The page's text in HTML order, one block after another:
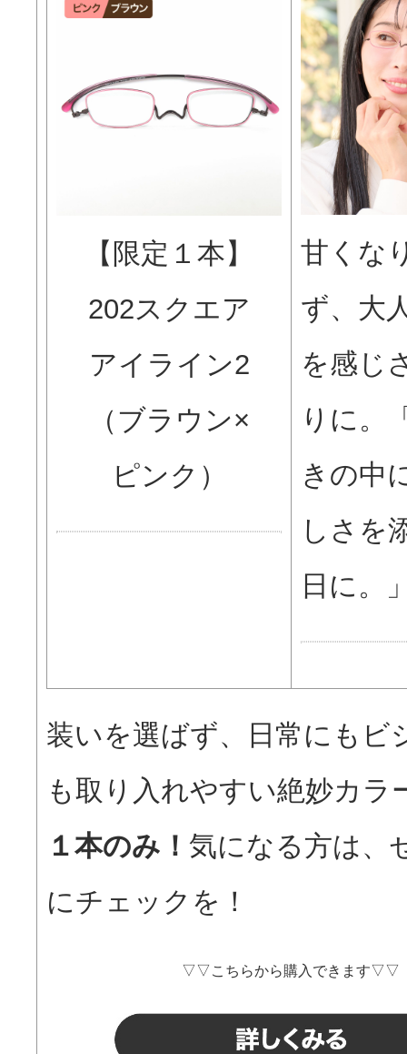
【限定１本】
202スクエア
アイライン2
（ブラウン×
ピンク）
甘くな
ず、大
を感じ
りに。
きの中
しさを
日に。
装いを選ばず、日常にもビ
も取り入れやすい絶妙カラ
１本のみ！ 気になる方は、
にチェックを！
▽▽こちらから購入できます▽▽